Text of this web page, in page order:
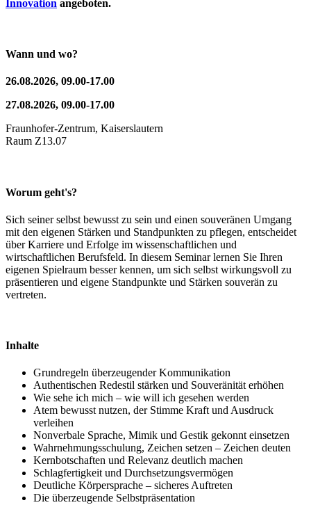
Innovation angeboten.
Wann und wo?
26.08.2026, 09.00-17.00
27.08.2026, 09.00-17.00
Fraunhofer-Zentrum, Kaiserslautern
Raum Z13.07
Worum geht's?
Sich seiner selbst bewusst zu sein und einen souveränen Umgang
mit den eigenen Stärken und Standpunkten zu pflegen, entscheidet
über Karriere und Erfolge im wissenschaftlichen und
wirtschaftlichen Berufsfeld. In diesem Seminar lernen Sie Ihren
eigenen Spielraum besser kennen, um sich selbst wirkungsvoll zu
präsentieren und eigene Standpunkte und Stärken souverän zu
vertreten.
Inhalte
Grundregeln überzeugender Kommunikation
Authentischen Redestil stärken und Souveränität erhöhen
Wie sehe ich mich – wie will ich gesehen werden
Atem bewusst nutzen, der Stimme Kraft und Ausdruck
verleihen
Nonverbale Sprache, Mimik und Gestik gekonnt einsetzen
Wahrnehmungsschulung, Zeichen setzen – Zeichen deuten
Kernbotschaften und Relevanz deutlich machen
Schlagfertigkeit und Durchsetzungsvermögen
Deutliche Körpersprache – sicheres Auftreten
Die überzeugende Selbstpräsentation